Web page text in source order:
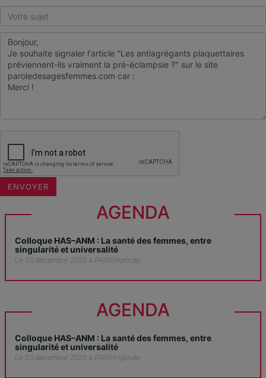
AGENDA
Colloque HAS–ANM : La santé des femmes, entre
singularité et universalité
Le 03 décembre 2025 à PARIS/Hybride
AGENDA
Colloque HAS–ANM : La santé des femmes, entre
singularité et universalité
Le 03 décembre 2025 à PARIS/Hybride